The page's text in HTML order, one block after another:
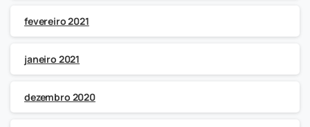
fevereiro 2021
janeiro 2021
dezembro 2020